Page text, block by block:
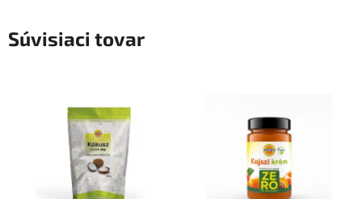
Súvisiaci tovar